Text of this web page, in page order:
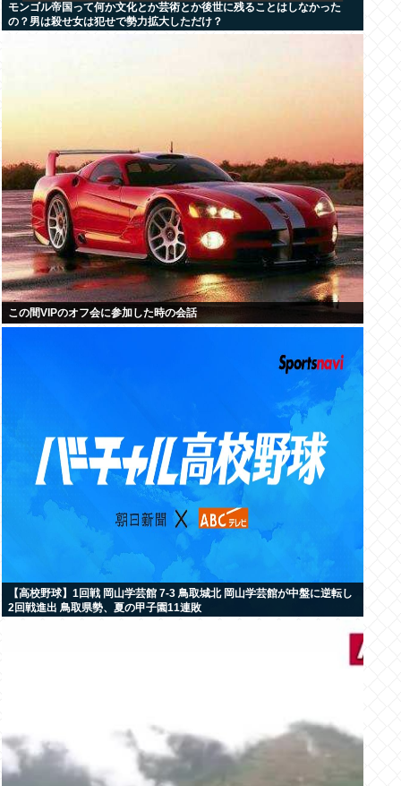
モンゴル帝国って何か文化とか芸術とか後世に残ることはしなかった
の？男は殺せ女は犯せで勢力拡大しただけ？
この間VIPのオフ会に参加した時の会話
【高校野球】1回戦 岡山学芸館 7-3 鳥取城北 岡山学芸館が中盤に逆転し
2回戦進出 鳥取県勢、夏の甲子園11連敗